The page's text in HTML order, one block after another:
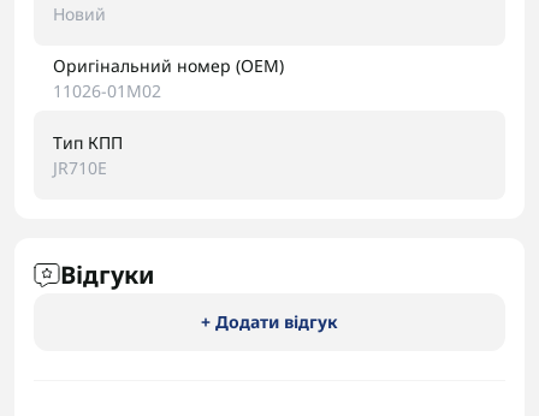
Новий
Оригінальний номер (OEM)
11026-01M02
Тип КПП
JR710E
Відгуки
+ Додати відгук